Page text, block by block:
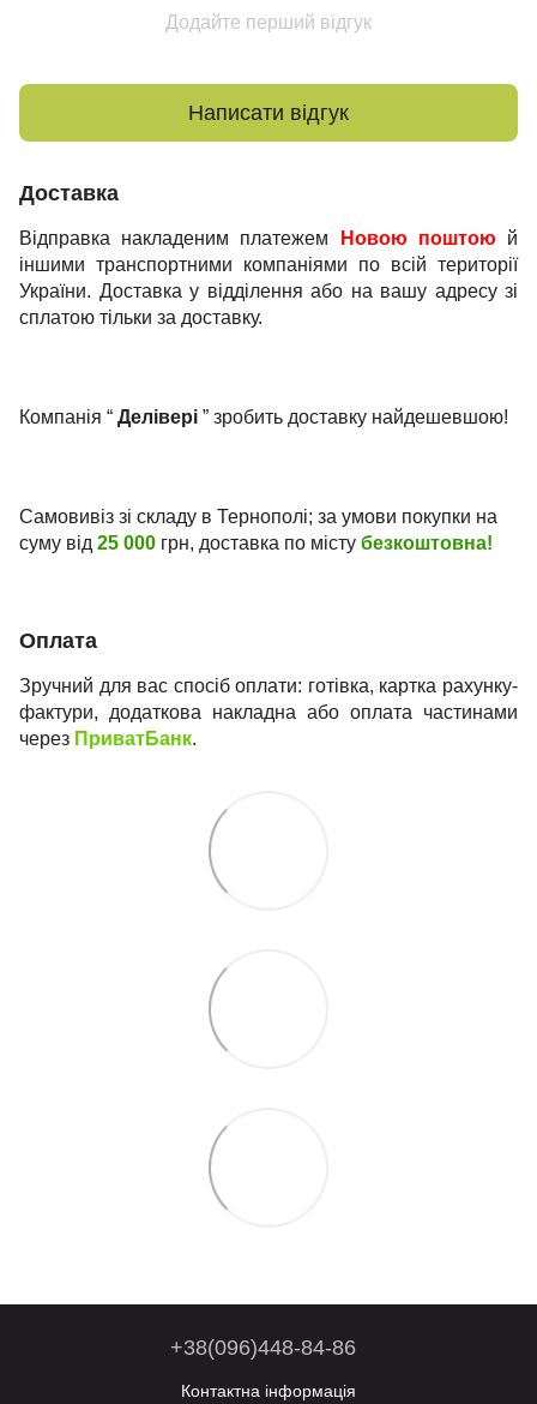
Додайте перший відгук
Написати відгук
Доставка
Відправка накладеним платежем Новою поштою й
іншими транспортними компаніями по всій території
України. Доставка у відділення або на вашу адресу зі
сплатою тільки за доставку.
Компанія “ Делівері ” зробить доставку найдешевшою!
Самовивіз зі складу в Тернополі; за умови покупки на
суму від 25 000 грн, доставка по місту безкоштовна!
Оплата
Зручний для вас спосіб оплати: готівка, картка рахунку-
фактури, додаткова накладна або оплата частинами
через ПриватБанк.
+38(096)448-84-86
Контактна інформація